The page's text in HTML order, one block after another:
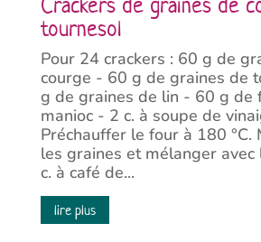
tournesol
Pour 24 crackers : 60 g de
courge - 60 g de graines de
g de graines de lin - 60 g de
manioc - 2 c. à soupe de
Préchauffer le four à 180 °C.
les graines et mélanger
c. à café de...
lire plus